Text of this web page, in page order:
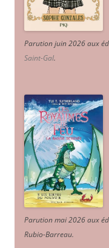
Parution juin 2026 aux
Saint-Gal.
Parution mai 2026 aux
Rubio-Barreau.